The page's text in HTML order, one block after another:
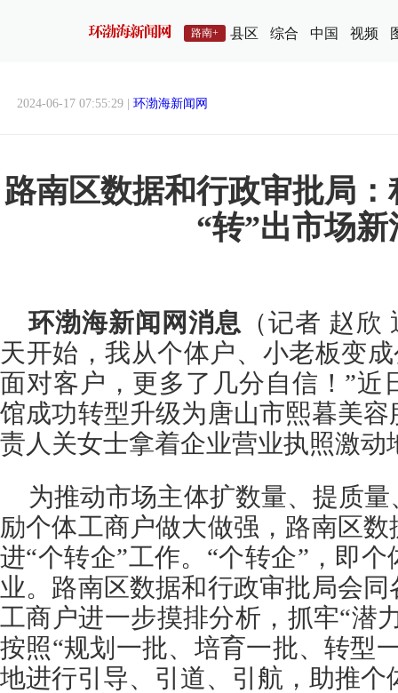
路南+ 县区 综合 中国 视频
2024-06-17 07:55:29 | 环渤海新闻网
路南区数据和行政审批局
“转”出市场新
环渤海新闻网消息 （记者 赵
天开始，我从个体户、小老板变
面对客户，更多了几分自信！”近
馆成功转型升级为唐山市熙暮美
责人关女士拿着企业营业执照激动
为推动市场主体扩数量、提质
励个体工商户做大做强，路南区
进“个转企”工作。“个转企”，即
业。路南区数据和行政审批局会
工商户进一步摸排分析，抓牢“潜
按照“规划一批、培育一批、转型
地进行引导、引道、引航，助推个